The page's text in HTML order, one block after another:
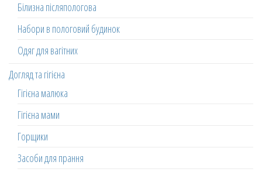
Білизна післяпологова
Набори в пологовий будинок
Одяг для вагітних
Догляд та гігієна
Гігієна малюка
Гігієна мами
Горщики
Засоби для прання